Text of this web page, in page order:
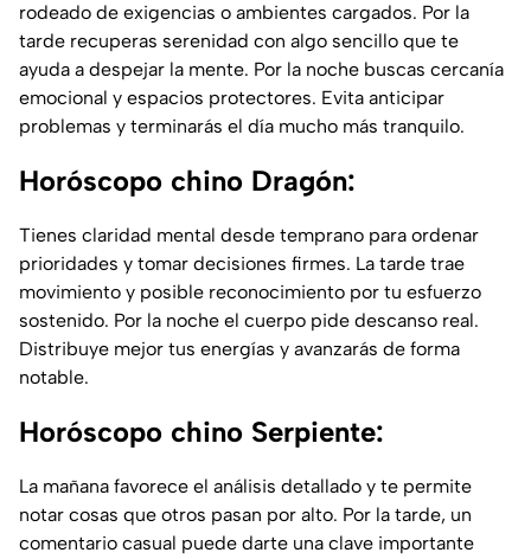
rodeado de exigencias o ambientes cargados. Por la
tarde recuperas serenidad con algo sencillo que te
ayuda a despejar la mente. Por la noche buscas cercanía
emocional y espacios protectores. Evita anticipar
problemas y terminarás el día mucho más tranquilo.
Horóscopo chino Dragón:
Tienes claridad mental desde temprano para ordenar
prioridades y tomar decisiones firmes. La tarde trae
movimiento y posible reconocimiento por tu esfuerzo
sostenido. Por la noche el cuerpo pide descanso real.
Distribuye mejor tus energías y avanzarás de forma
notable.
Horóscopo chino Serpiente:
La mañana favorece el análisis detallado y te permite
notar cosas que otros pasan por alto. Por la tarde, un
comentario casual puede darte una clave importante